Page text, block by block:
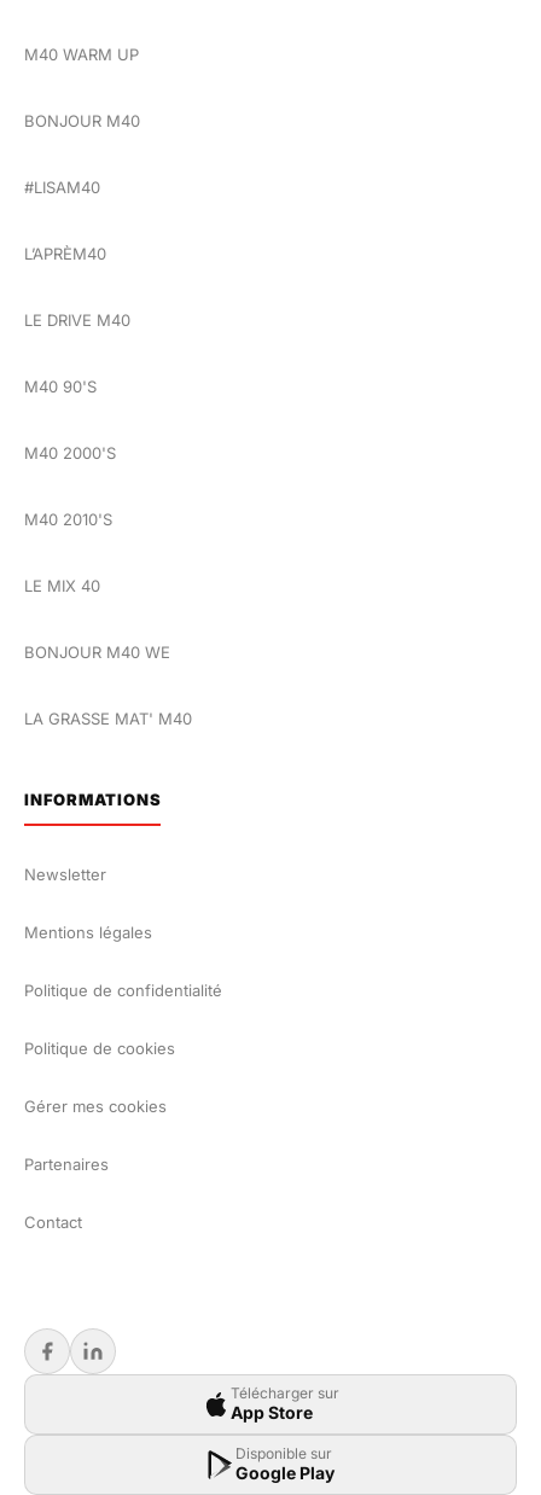
M40 WARM UP
BONJOUR M40
#LISAM40
L’APRÈM40
LE DRIVE M40
M40 90'S
M40 2000'S
M40 2010'S
LE MIX 40
BONJOUR M40 WE
LA GRASSE MAT' M40
INFORMATIONS
Newsletter
Mentions légales
Politique de confidentialité
Politique de cookies
Gérer mes cookies
Partenaires
Contact
Télécharger sur
App Store
Disponible sur
Google Play